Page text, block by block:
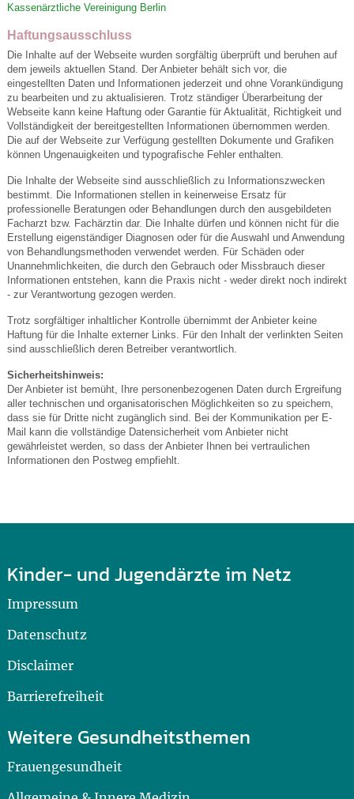
Kassenärztliche Vereinigung Berlin
Haftungsausschluss
Die Inhalte auf der Webseite wurden sorgfältig überprüft und beruhen auf
dem jeweils aktuellen Stand. Der Anbieter behält sich vor, die
eingestellten Daten und Informationen jederzeit und ohne Vorankündigung
zu bearbeiten und zu aktualisieren. Trotz ständiger Überarbeitung der
Webseite kann keine Haftung oder Garantie für Aktualität, Richtigkeit und
Vollständigkeit der bereitgestellten Informationen übernommen werden.
Die auf der Webseite zur Verfügung gestellten Dokumente und Grafiken
können Ungenauigkeiten und typografische Fehler enthalten.
Die Inhalte der Webseite sind ausschließlich zu Informationszwecken
bestimmt. Die Informationen stellen in keinerweise Ersatz für
professionelle Beratungen oder Behandlungen durch den ausgebildeten
Facharzt bzw. Fachärztin dar. Die Inhalte dürfen und können nicht für die
Erstellung eigenständiger Diagnosen oder für die Auswahl und Anwendung
von Behandlungsmethoden verwendet werden. Für Schäden oder
Unannehmlichkeiten, die durch den Gebrauch oder Missbrauch dieser
Informationen entstehen, kann die Praxis nicht - weder direkt noch indirekt
- zur Verantwortung gezogen werden.
Trotz sorgfältiger inhaltlicher Kontrolle übernimmt der Anbieter keine
Haftung für die Inhalte externer Links. Für den Inhalt der verlinkten Seiten
sind ausschließlich deren Betreiber verantwortlich.
Sicherheitshinweis:
Der Anbieter ist bemüht, Ihre personenbezogenen Daten durch Ergreifung
aller technischen und organisatorischen Möglichkeiten so zu speichern,
dass sie für Dritte nicht zugänglich sind. Bei der Kommunikation per E-
Mail kann die vollständige Datensicherheit vom Anbieter nicht
gewährleistet werden, so dass der Anbieter Ihnen bei vertraulichen
Informationen den Postweg empfiehlt.
Kinder- und Jugendärzte im Netz
Impressum
Datenschutz
Disclaimer
Barrierefreiheit
Weitere Gesundheitsthemen
Frauengesundheit